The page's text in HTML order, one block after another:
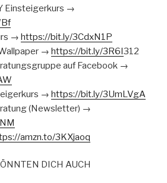
Einsteigerkurs →
→ https://bit.ly/3CdxN1P
→ https://bit.ly/3R6I312
auf Facebook →
→ https://bit.ly/3UmLVgA
(Newsletter) →
amzn.to/3KXjaoq
DICH AUCH